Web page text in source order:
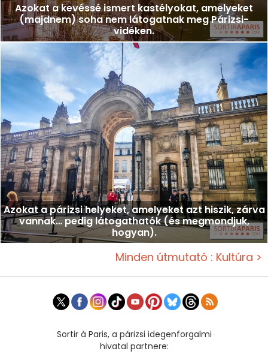
Azokat a kevéssé ismert kastélyokat, amelyeket
(majdnem) soha nem látogatnak meg Párizsi-
vidéken.
Azokat a párizsi helyeket, amelyeket azt hiszik, zárva
vannak… pedig látogathatók (és megmondjuk,
hogyan).
Minden útmutató : Kultúra >
Sortir à Paris, a párizsi idegenforgalmi
hivatal partnere: